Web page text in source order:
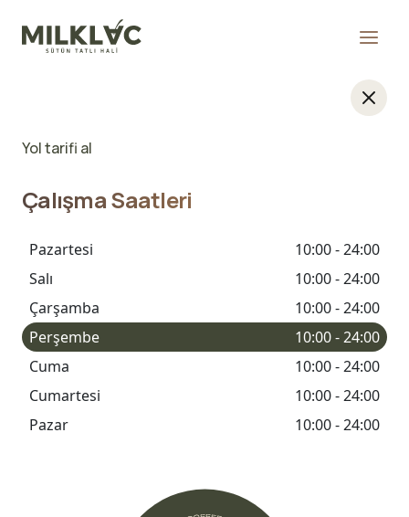
Yol tarifi al
Çalışma Saatleri
Pazartesi
10:00 - 24:00
Salı
10:00 - 24:00
Çarşamba
10:00 - 24:00
Perşembe
10:00 - 24:00
Cuma
10:00 - 24:00
Cumartesi
10:00 - 24:00
Pazar
10:00 - 24:00